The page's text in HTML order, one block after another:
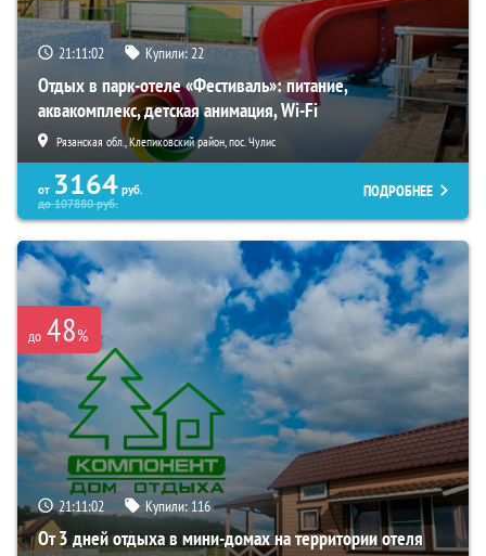
21:11:01 Купили:22
Отдых в парк-отеле «Фестиваль»: питание,
аквакомплекс, детская анимация, Wi-Fi
Рязанская обл., Клепиковский район, пос. Чулис
от 3164 руб.
до107880руб.
ПОДРОБНЕЕ
до 48%
21:11:01 Купили: 116
От 3 дней отдыха в мини-домах на территории отеля